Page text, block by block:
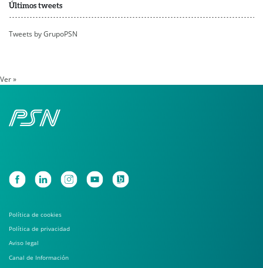
Últimos tweets
Tweets by GrupoPSN
Ver »
Política de cookies
Política de privacidad
Aviso legal
Canal de Información